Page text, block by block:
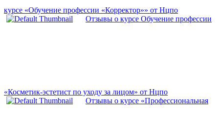
курсе «Обучение профессии «Корректор»» от Нцпо
Отзывы о курсе Обучение профессии
«Косметик-эстетист по уходу за лицом» от Нцпо
Отзывы о курсе «Профессиональная